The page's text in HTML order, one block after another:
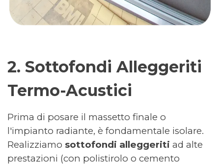
2. Sottofondi Alleggeriti
Termo-Acustici
Prima di posare il massetto finale o
l'impianto radiante, è fondamentale isolare.
Realizziamo sottofondi alleggeriti ad alte
prestazioni (con polistirolo o cemento